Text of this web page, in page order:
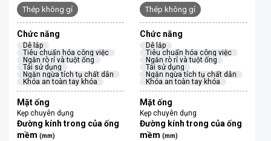
Thép không gỉ
Chức năng
Dễ lắp
Tiêu chuẩn hóa công việc
Ngăn rò rỉ và tuột ống
Tái sử dụng
Ngăn ngừa tích tụ chất dẫn
Khóa an toàn tay khóa
Mặt ống
Kẹp chuyên dụng
Đường kính trong của ống
mềm (mm)
Thép không gỉ
Chức năng
Dễ lắp
Tiêu chuẩn hóa công việc
Ngăn rò rỉ và tuột ống
Tái sử dụng
Ngăn ngừa tích tụ chất dẫn
Khóa an toàn tay khóa
Mặt ống
Kẹp chuyên dụng
Đường kính trong của ống
mềm(mm)